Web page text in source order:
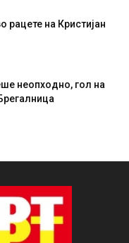
рацете на Кристијан
неопходно, гол на